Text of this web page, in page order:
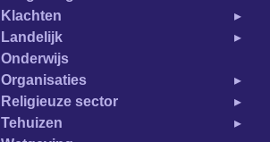
Klachten
Landelijk
Onderwijs
Organisaties
Religieuze sector
Tehuizen